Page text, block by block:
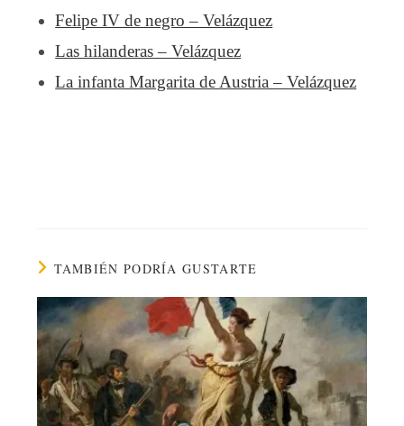
Felipe IV de negro – Velázquez
Las hilanderas – Velázquez
La infanta Margarita de Austria – Velázquez
TAMBIÉN PODRÍA GUSTARTE